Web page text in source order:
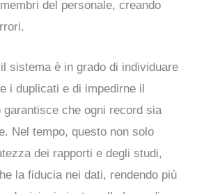
del personale, creando
sistema è in grado di individuare
i duplicati e di impedirne il
garantisce che ogni record sia
Nel tempo, questo non solo
dei rapporti e degli studi,
la fiducia nei dati, rendendo più